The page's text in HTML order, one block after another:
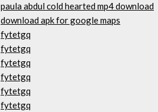
paula abdul cold hearted mp4 download
download apk for google maps
fytetgq
fytetgq
fytetgq
fytetgq
fytetgq
fytetgq